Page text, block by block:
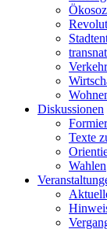
Verkehr
Diskussionen
Texte
Wahlen